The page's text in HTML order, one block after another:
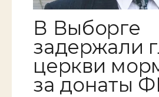
В Выборге
задержали
церкви
за донаты